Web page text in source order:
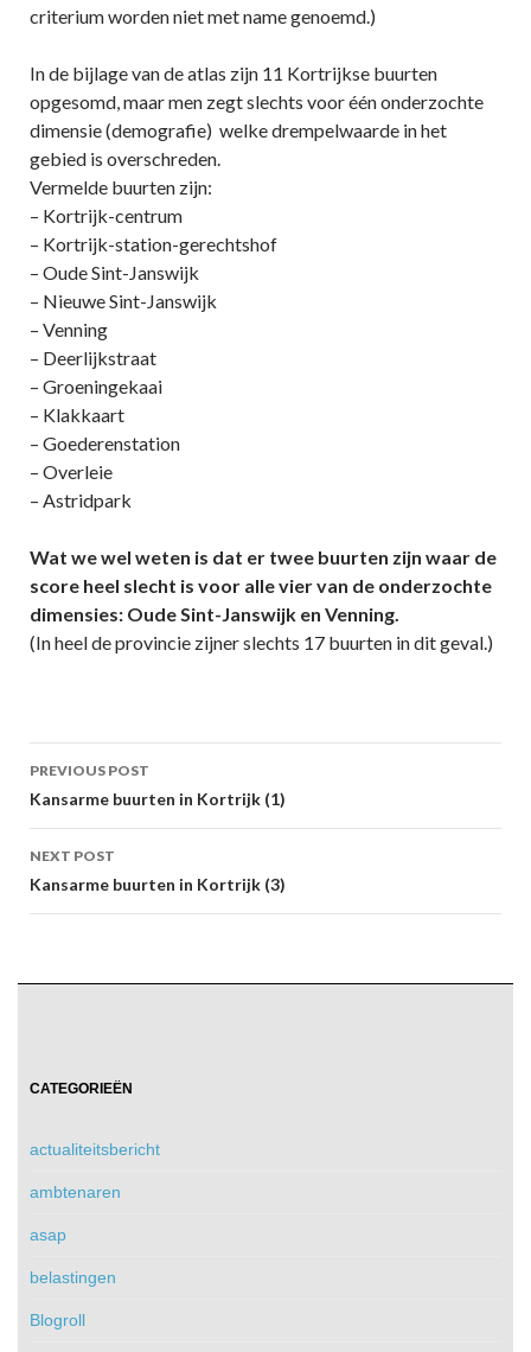
criterium worden niet met name genoemd.)
In de bijlage van de atlas zijn 11 Kortrijkse buurten
opgesomd, maar men zegt slechts voor één onderzochte
dimensie (demografie) welke drempelwaarde in het
gebied is overschreden.
Vermelde buurten zijn:
– Kortrijk-centrum
– Kortrijk-station-gerechtshof
– Oude Sint-Janswijk
– Nieuwe Sint-Janswijk
– Venning
– Deerlijkstraat
– Groeningekaai
– Klakkaart
– Goederenstation
– Overleie
– Astridpark
Wat we wel weten is dat er twee buurten zijn waar de
score heel slecht is voor alle vier van de onderzochte
dimensies: Oude Sint-Janswijk en Venning.
(In heel de provincie zijner slechts 17 buurten in dit geval.)
Post
navigation
PREVIOUS POST
Kansarme buurten in Kortrijk (1)
NEXT POST
Kansarme buurten in Kortrijk (3)
CATEGORIEËN
actualiteitsbericht
ambtenaren
asap
belastingen
Blogroll